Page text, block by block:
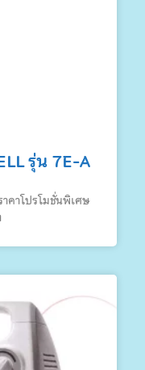
รุ่น 7E-A
คาโปรโมชั่นพิเศษ